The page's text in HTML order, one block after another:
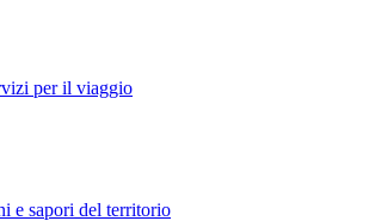
per il viaggio
e sapori del territorio